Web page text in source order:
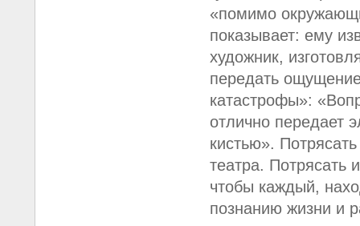
«помимо
показывает: ему
художник,
передать
катастрофы»:
отлично передает
кистью».
театра. Потрясать
чтобы каждый,
познанию жизни и